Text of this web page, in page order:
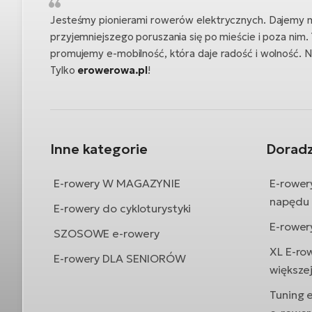
Jesteśmy pionierami rowerów elektrycznych. Dajemy
przyjemniejszego poruszania się po mieście i poza
promujemy e-mobilność, która daje radość i wolność.
Tylko erowerowa.pl!
Inne kategorie
E-rowery W MAGAZYNIE
E-rowery do cykloturystyki
SZOSOWE e-rowery
E-rowery DLA SENIORÓW
E-
napędu
E-
XL E-
Tuning